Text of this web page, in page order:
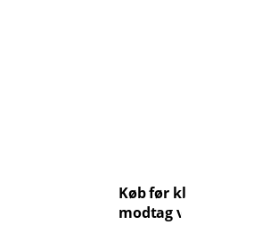
Køb før kl. 14 og
modtag varen dagen